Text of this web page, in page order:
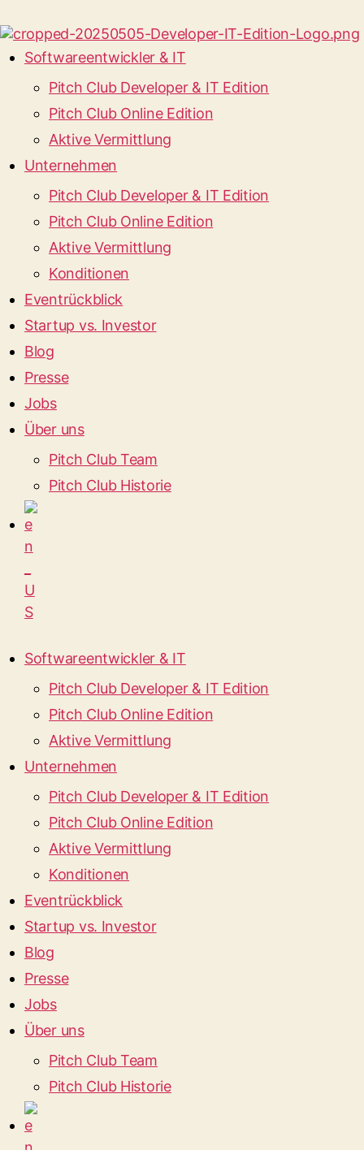
Softwareentwickler & IT
Pitch Club Developer & IT Edition
Pitch Club Online Edition
Aktive Vermittlung
Unternehmen
Pitch Club Developer & IT Edition
Pitch Club Online Edition
Aktive Vermittlung
Konditionen
Eventrückblick
Startup vs. Investor
Blog
Presse
Jobs
Über uns
Pitch Club Team
Pitch Club Historie
Softwareentwickler & IT
Pitch Club Developer & IT Edition
Pitch Club Online Edition
Aktive Vermittlung
Unternehmen
Pitch Club Developer & IT Edition
Pitch Club Online Edition
Aktive Vermittlung
Konditionen
Eventrückblick
Startup vs. Investor
Blog
Presse
Jobs
Über uns
Pitch Club Team
Pitch Club Historie